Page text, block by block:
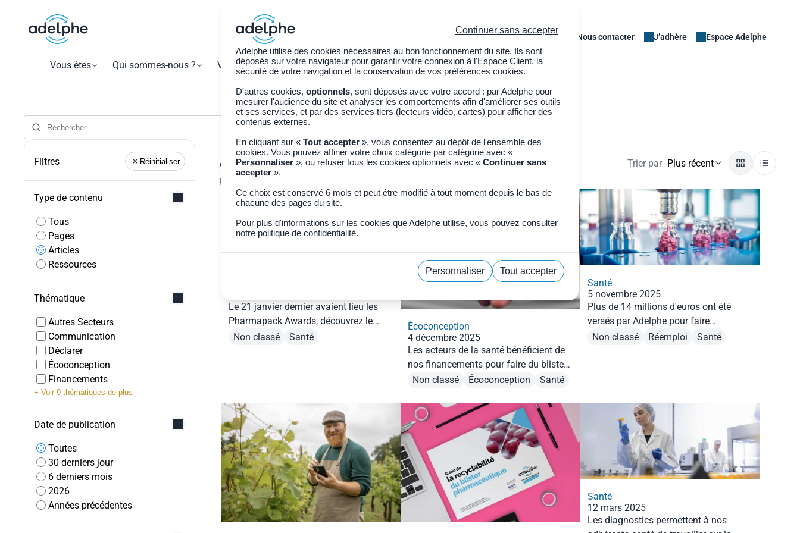
Nous contacter J’adhère Espace Adelphe
Vous êtes Qui sommes-nous ? Vos obligations légales Nos services Adhérer à Adelphe
Filtres Réinitialiser
Type de contenu
Tous
Pages
Articles
Ressources
Thématique
Autres Secteurs
Communication
Déclarer
Écoconception
Financements
+ Voir 9 thématiques de plus
Date de publication
Toutes
30 derniers jour
6 derniers mois
2026
Années précédentes
Retour à tous les types de contenu
Articles -8Résultats
pour « »
Trier par Plus récent
Le 21 janvier dernier avaient lieu les
Pharmapack Awards, découvrez le
lauréat !
Non classé Santé
Écoconception
4 décembre 2025
Les acteurs de la santé bénéficient de
nos financements pour faire du blister
PVC/ALU un emballage recyclage.
Non classé Écoconception Santé
Santé
5 novembre 2025
Plus de 14 millions d'euros ont été
versés par Adelphe pour faire
progresser le réemploi en France. Cette
Non classé Réemploi Santé
Santé
12 mars 2025
Les diagnostics permettent à nos
Continuer sans accepter
Adelphe utilise des cookies nécessaires au bon fonctionnement du site. Ils sont
déposés sur votre navigateur pour garantir votre connexion à l'Espace Client, la
sécurité de votre navigation et la conservation de vos préférences cookies.
D'autres cookies, optionnels, sont déposés avec votre accord : par Adelphe pour
mesurer l'audience du site et analyser les comportements afin d'améliorer ses outils
et ses services, et par des services tiers (lecteurs vidéo, cartes) pour afficher des
contenus externes.
En cliquant sur « Tout accepter », vous consentez au dépôt de l'ensemble des
cookies. Vous pouvez affiner votre choix catégorie par catégorie avec «
Personnaliser », ou refuser tous les cookies optionnels avec « Continuer sans
accepter ».
Ce choix est conservé 6 mois et peut être modifié à tout moment depuis le bas de
chacune des pages du site.
Pour plus d'informations sur les cookies que Adelphe utilise, vous pouvez consulter
notre politique de confidentialité.
Personnaliser
Tout accepter